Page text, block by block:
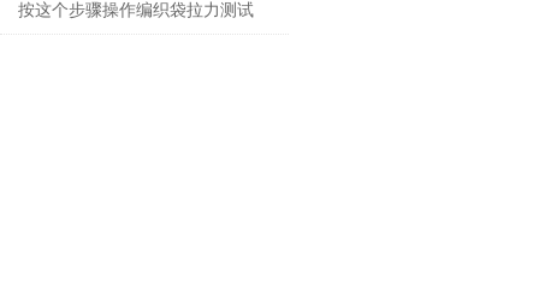
按这个步骤操作编织袋拉力测试